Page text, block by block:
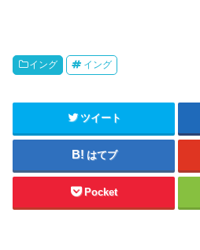
イング イング
ツイート
はてブ
Pocket